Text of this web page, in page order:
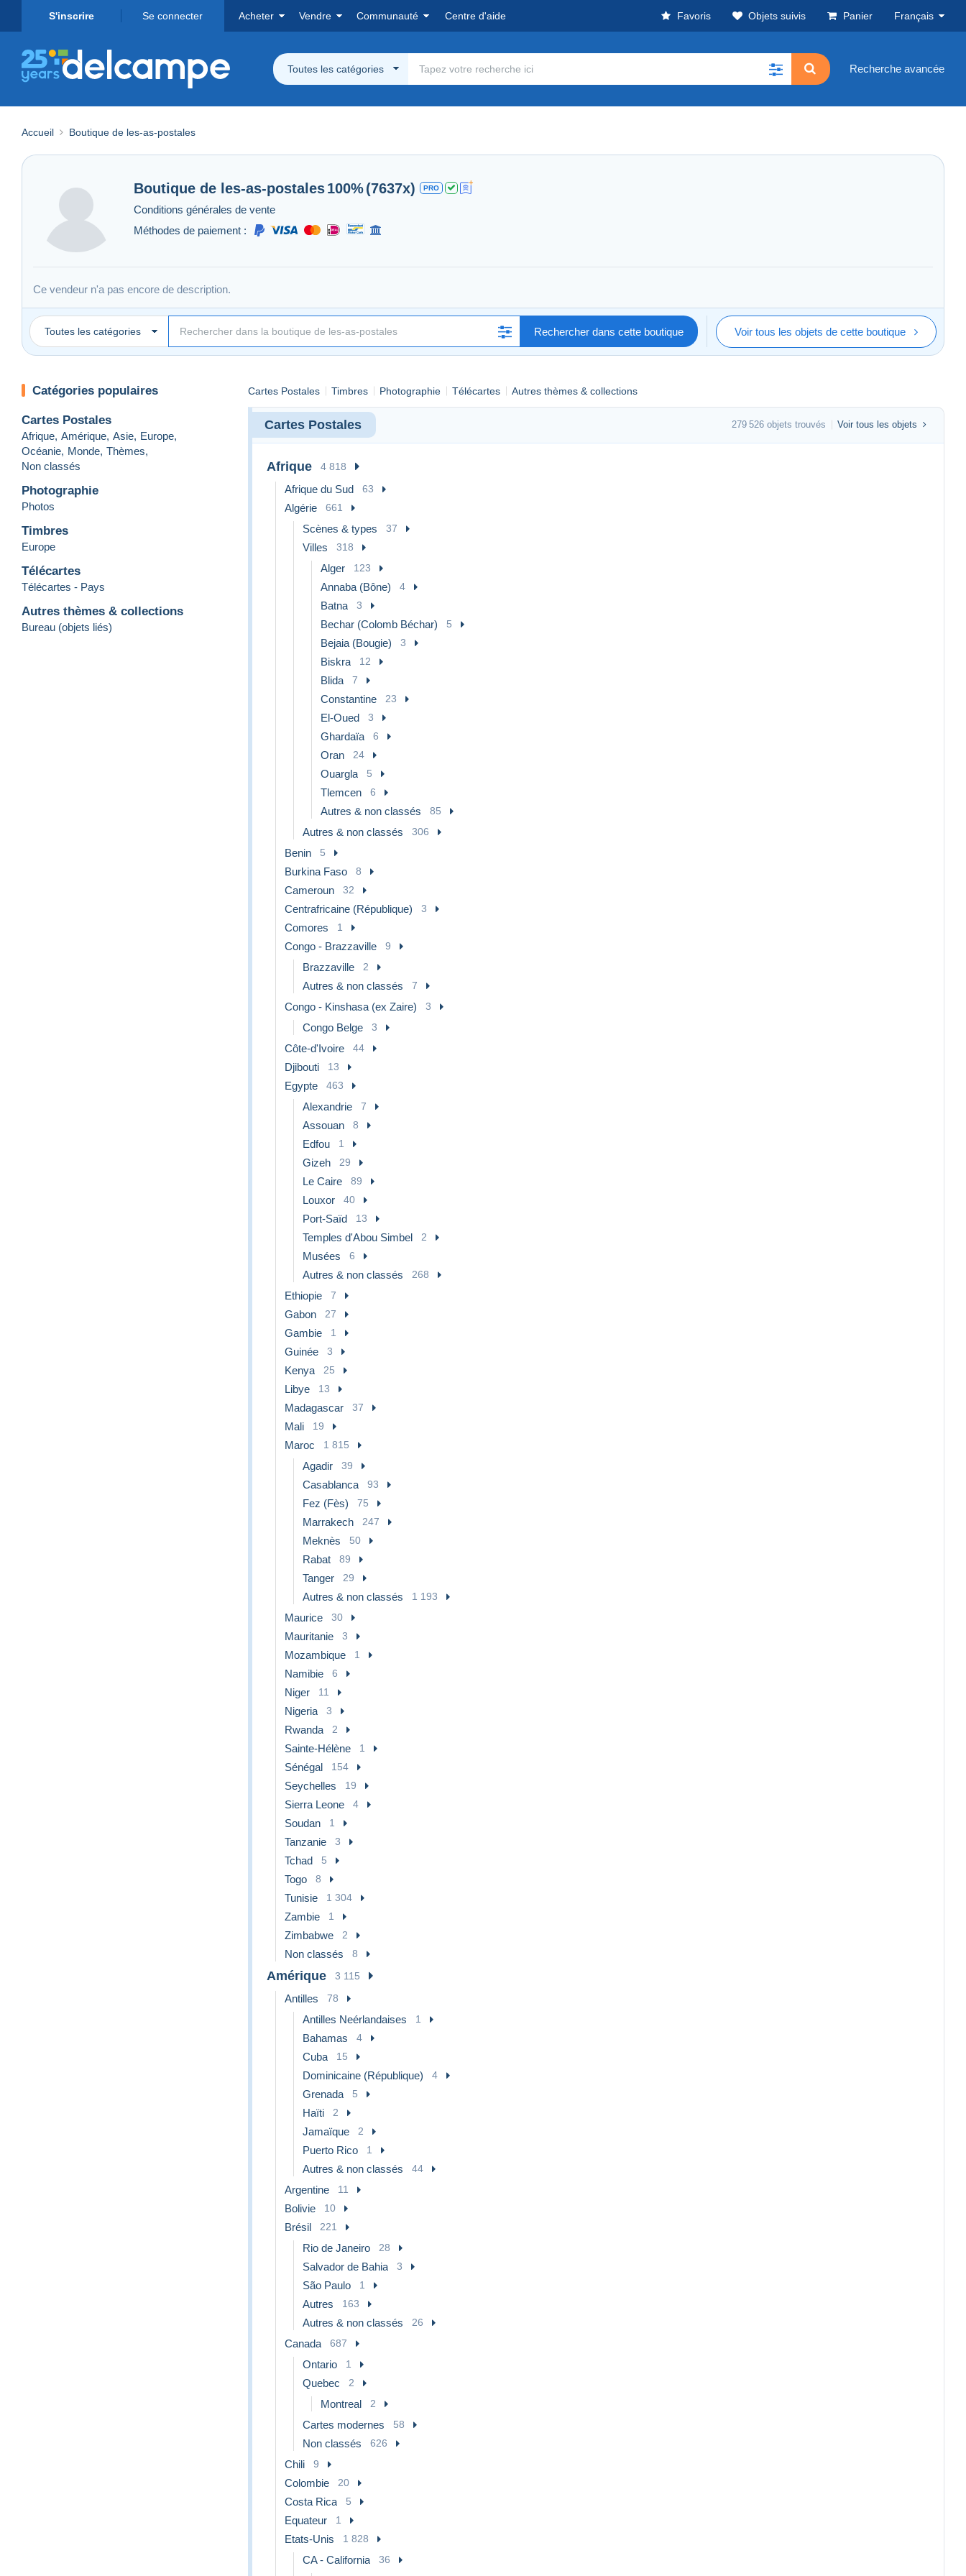
S'inscrire Se connecter Acheter Vendre Communauté Centre d'aide Favoris Objets suivis Panier Français
Toutes les catégories Recherche avancée
Accueil Boutique de les-as-postales
Boutique de les-as-postales100%(7637x) PRO
Conditions générales de vente
Méthodes de paiement :
Ce vendeur n'a pas encore de description.
Toutes les catégories Rechercher dans cette boutique Voir tous les objets de cette boutique
Catégories populaires
Cartes Postales
Afrique, Amérique, Asie, Europe,
Océanie, Monde, Thèmes,
Non classés
Photographie
Photos
Timbres
Europe
Télécartes
Télécartes - Pays
Autres thèmes & collections
Bureau (objets liés)
Cartes Postales Timbres Photographie Télécartes Autres thèmes & collections
Cartes Postales 279 526 objets trouvés Voir tous les objets
Afrique 4 818
Afrique du Sud 63
Algérie 661
Scènes & types 37
Villes 318
Alger 123
Annaba (Bône) 4
Batna 3
Bechar (Colomb Béchar) 5
Bejaia (Bougie) 3
Biskra 12
Blida 7
Constantine 23
El-Oued 3
Ghardaïa 6
Oran 24
Ouargla 5
Tlemcen 6
Autres & non classés 85
Autres & non classés 306
Benin 5
Burkina Faso 8
Cameroun 32
Centrafricaine (République) 3
Comores 1
Congo - Brazzaville 9
Brazzaville 2
Autres & non classés 7
Congo - Kinshasa (ex Zaire) 3
Congo Belge 3
Côte-d'Ivoire 44
Djibouti 13
Egypte 463
Alexandrie 7
Assouan 8
Edfou 1
Gizeh 29
Le Caire 89
Louxor 40
Port-Saïd 13
Temples d'Abou Simbel 2
Musées 6
Autres & non classés 268
Ethiopie 7
Gabon 27
Gambie 1
Guinée 3
Kenya 25
Libye 13
Madagascar 37
Mali 19
Maroc 1 815
Agadir 39
Casablanca 93
Fez (Fès) 75
Marrakech 247
Meknès 50
Rabat 89
Tanger 29
Autres & non classés 1 193
Maurice 30
Mauritanie 3
Mozambique 1
Namibie 6
Niger 11
Nigeria 3
Rwanda 2
Sainte-Hélène 1
Sénégal 154
Seychelles 19
Sierra Leone 4
Soudan 1
Tanzanie 3
Tchad 5
Togo 8
Tunisie 1 304
Zambie 1
Zimbabwe 2
Non classés 8
Amérique 3 115
Antilles 78
Antilles Neérlandaises 1
Bahamas 4
Cuba 15
Dominicaine (République) 4
Grenada 5
Haïti 2
Jamaïque 2
Puerto Rico 1
Autres & non classés 44
Argentine 11
Bolivie 10
Brésil 221
Rio de Janeiro 28
Salvador de Bahia 3
São Paulo 1
Autres 163
Autres & non classés 26
Canada 687
Ontario 1
Quebec 2
Montreal 2
Cartes modernes 58
Non classés 626
Chili 9
Colombie 20
Costa Rica 5
Equateur 1
Etats-Unis 1 828
CA - California 36